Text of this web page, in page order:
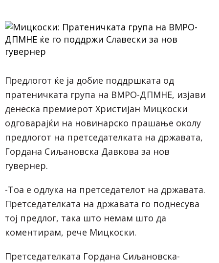
Предлогот ќе ја добие поддршката од
пратеничката група на ВМРО-ДПМНЕ, изјави
денеска премиерот Христијан Мицкоски
одговарајќи на новинарско прашање околу
предлогот на претседателката на државата,
Гордана Сиљановска Давкова за нов
гувернер.
-Тоа е одлука на претседателот на државата.
Претседателката на државата го поднесува
тој предлог, така што немам што да
коментирам, рече Мицкоски.
Претседателката Гордана Сиљановска-